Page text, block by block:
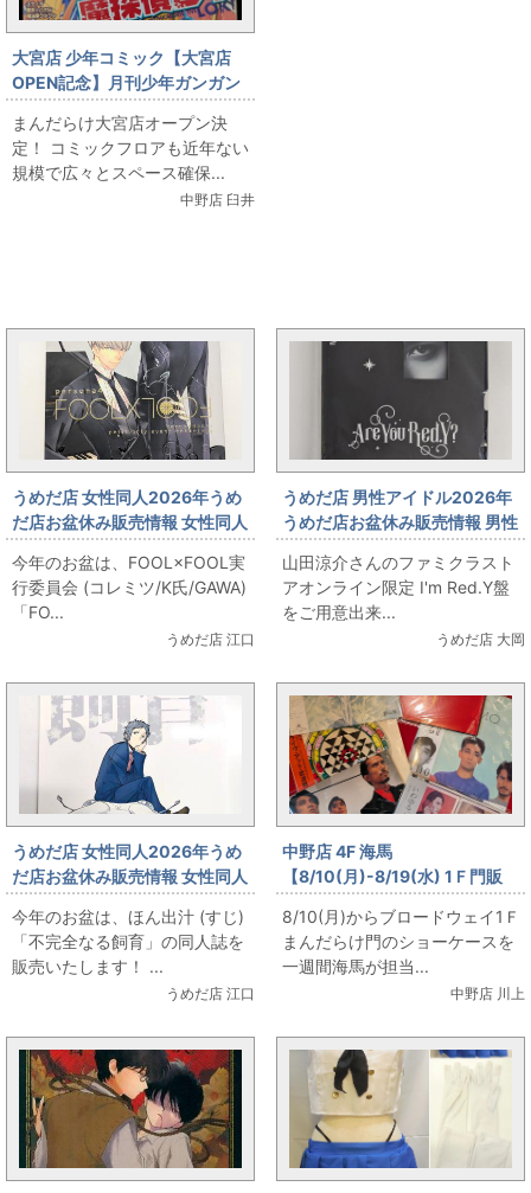
大宮店 少年コミック【大宮店
OPEN記念】月刊少年ガンガン
「鋼の錬金術師」新連載号
まんだらけ大宮店オープン決
定！ コミックフロアも近年ない
規模で広々とスペース確保...
中野店 臼井
うめだ店 女性同人2026年うめ
だ店お盆休み販売情報 女性同人
誌コーナー FOOL×FOOL実行委
員会 (コレミツ/K氏/GAWA)
「FOOL×FOOL」をお出しま
す！
今年のお盆は、FOOL×FOOL実
行委員会 (コレミツ/K氏/GAWA)
「FO...
うめだ店 江口
うめだ店 男性アイドル2026年
うめだ店お盆休み販売情報 男性
アイドルコーナー 「山田涼介
Are You Red.Y?」 出します
山田涼介さんのファミクラスト
アオンライン限定 I'm Red.Y盤
をご用意出来...
うめだ店 大岡
うめだ店 女性同人2026年うめ
だ店お盆休み販売情報 女性同人
誌コーナー ほん出汁 (すじ) 「不
完全なる飼育」をお出します！
今年のお盆は、ほん出汁 (すじ)
「不完全なる飼育」の同人誌を
販売いたします！ ...
うめだ店 江口
中野店 4F 海馬
【8/10(月)-8/19(水) 1Ｆ門販
売】第二回 海馬特選 夏の円盤特
集 YMO出します
8/10(月)からブロードウェイ1Ｆ
まんだらけ門のショーケースを
一週間海馬が担当...
中野店 川上